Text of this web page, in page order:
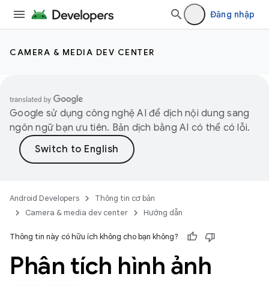
Đăng nhập
CAMERA & MEDIA DEV CENTER
Google sử dụng công nghệ AI để dịch nội dung sang
ngôn ngữ bạn ưu tiên. Bản dịch bằng AI có thể có lỗi.
Android Developers
Thông tin cơ bản
Camera & media dev center
Hướng dẫn
Thông tin này có hữu ích không cho bạn không?
Phân tích hình ảnh